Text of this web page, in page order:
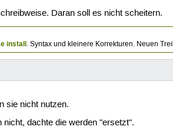
Daran soll es nicht scheitern.
install. Syntax und kleinere Korrekturen. Neuen
sie nicht nutzen.
dachte die werden "ersetzt".